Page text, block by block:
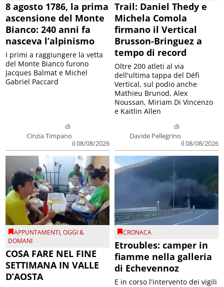
8 agosto 1786, la prima
ascensione del Monte
Bianco: 240 anni fa
nasceva l’alpinismo
di
Cinzia Timpano
il 08/08/2026
I primi a raggiungere la vetta
del Monte Bianco furono
Jacques Balmat e Michel
Gabriel Paccard
Trail: Daniel Thedy e
Michela Comola
firmano il Vertical
Brusson-Bringuez a
tempo di record
di
Davide Pellegrino
il 08/08/2026
Oltre 200 atleti al via
dell'ultima tappa del Défì
Vertical, sul podio anche
Mathieu Brunod, Alex
Noussan, Miriam Di Vincenzo
e Kaitlin Allen
APPUNTAMENTI,OGGI &
DOMANI
COSA FARE NEL FINE
SETTIMANA IN VALLE
D’AOSTA
CRONACA
Etroubles: camper in
fiamme nella galleria
di Echevennoz
E in corso l'intervento dei vigili